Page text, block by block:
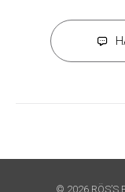
© 2026 RÖS’S